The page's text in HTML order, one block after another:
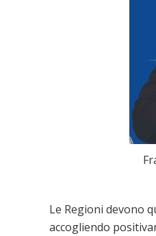
Le Regioni devono
accogliendo